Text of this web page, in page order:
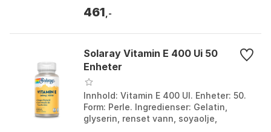
3000 mg. F...
461 ,-
Solaray Vitamin E 400 Ui 50
Enheter
Innhold: Vitamin E 400 UI. Enheter: 50.
Form: Perle. Ingredienser: Gelatin,
glyserin, renset vann, soyaolje,